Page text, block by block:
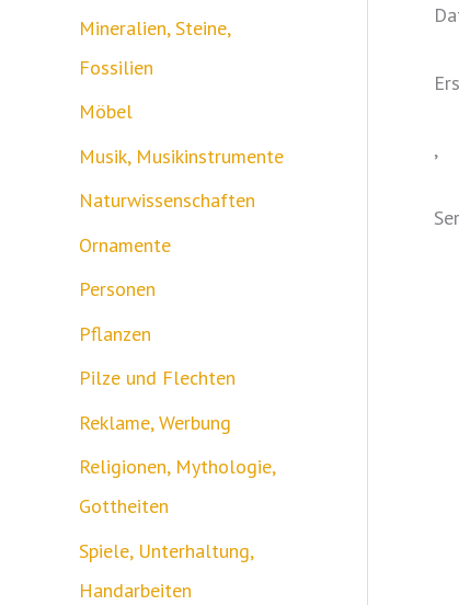
Mineralien, Steine,
Fossilien
Möbel
Musik, Musikinstrumente
Naturwissenschaften
Ornamente
Personen
Pflanzen
Pilze und Flechten
Reklame, Werbung
Religionen, Mythologie,
Gottheiten
Spiele, Unterhaltung,
Handarbeiten
,